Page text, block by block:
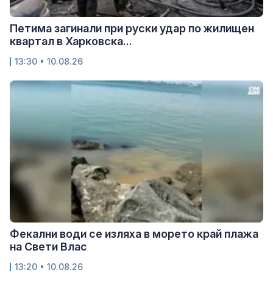
Петима загинали при руски удар по жилищен
квартал в Харковска...
13:30 • 10.08.26
Фекални води се изляха в морето край плажа
на Свети Влас
13:20 • 10.08.26